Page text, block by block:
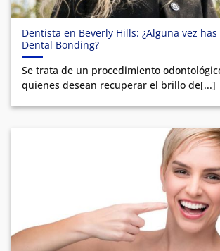
Dentista en Beverly Hills: ¿Alguna vez
Dental Bonding?
Se trata de un procedimiento
quienes desean recuperar el brillo de[...]